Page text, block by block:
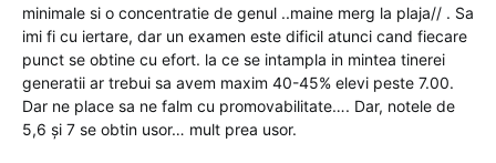
minimale si o concentratie de genul ..maine merg la plaja// . Sa
imi fi cu iertare, dar un examen este dificil atunci cand fiecare
punct se obtine cu efort. la ce se intampla in mintea tinerei
generatii ar trebui sa avem maxim 40-45% elevi peste 7.00.
Dar ne place sa ne falm cu promovabilitate…. Dar, notele de
5,6 și 7 se obtin usor… mult prea usor.